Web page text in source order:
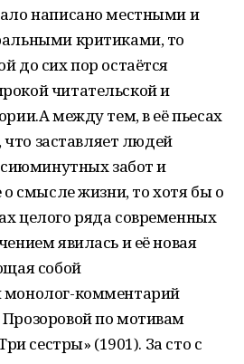
написано местными и
критиками, то
до сих пор остаётся
читательской и
между тем, в её пьесах
что заставляет людей
сиюминутных забот и
о смысле жизни, то хотя бы о
целого ряда современных
явилась и её новая
собой
монолог-комментарий
по мотивам
сестры» (1901). За сто с